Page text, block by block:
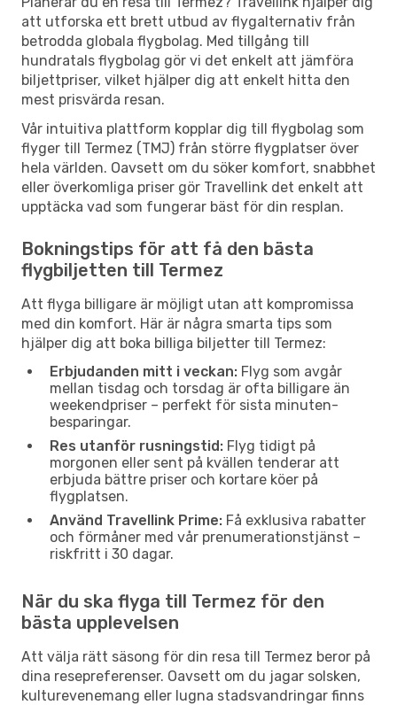
att utforska ett brett utbud av flygalternativ från
betrodda globala flygbolag. Med tillgång till
hundratals flygbolag gör vi det enkelt att jämföra
biljettpriser, vilket hjälper dig att enkelt hitta den
mest prisvärda resan.
Vår intuitiva plattform kopplar dig till flygbolag som
flyger till Termez (TMJ) från större flygplatser över
hela världen. Oavsett om du söker komfort, snabbhet
eller överkomliga priser gör Travellink det enkelt att
upptäcka vad som fungerar bäst för din resplan.
Bokningstips för att få den bästa
flygbiljetten till Termez
Att flyga billigare är möjligt utan att kompromissa
med din komfort. Här är några smarta tips som
hjälper dig att boka billiga biljetter till Termez:
Erbjudanden mitt i veckan: Flyg som avgår
mellan tisdag och torsdag är ofta billigare än
weekendpriser – perfekt för sista minuten-
besparingar.
Res utanför rusningstid: Flyg tidigt på
morgonen eller sent på kvällen tenderar att
erbjuda bättre priser och kortare köer på
flygplatsen.
Använd Travellink Prime: Få exklusiva rabatter
och förmåner med vår prenumerationstjänst –
riskfritt i 30 dagar.
När du ska flyga till Termez för den
bästa upplevelsen
Att välja rätt säsong för din resa till Termez beror på
dina resepreferenser. Oavsett om du jagar solsken,
kulturevenemang eller lugna stadsvandringar finns